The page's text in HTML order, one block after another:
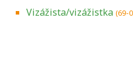
Vizážista/vizážistka (69-
Projděte si seznam